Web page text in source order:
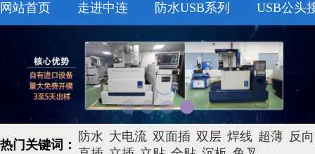
网站首页 走进中连 防水USB系列 USB公头
热门关键词：
防水 大电流 双面插 双层 焊线 超薄 反向